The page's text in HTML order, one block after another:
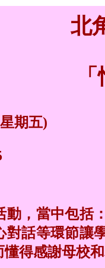
北
期五)
動，當中包括
對話等環節讓
得感謝母校